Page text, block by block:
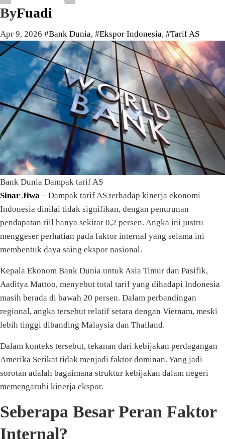
ByFuadi
Apr 9, 2026 #Bank Dunia, #Ekspor Indonesia, #Tarif AS
Bank Dunia Dampak tarif AS
Sinar Jiwa – Dampak tarif AS terhadap kinerja ekonomi
Indonesia dinilai tidak signifikan, dengan penurunan
pendapatan riil hanya sekitar 0,2 persen. Angka ini justru
menggeser perhatian pada faktor internal yang selama ini
membentuk daya saing ekspor nasional.
Kepala Ekonom Bank Dunia untuk Asia Timur dan Pasifik,
Aaditya Mattoo, menyebut total tarif yang dihadapi Indonesia
masih berada di bawah 20 persen. Dalam perbandingan
regional, angka tersebut relatif setara dengan Vietnam, meski
lebih tinggi dibanding Malaysia dan Thailand.
Dalam konteks tersebut, tekanan dari kebijakan perdagangan
Amerika Serikat tidak menjadi faktor dominan. Yang jadi
sorotan adalah bagaimana struktur kebijakan dalam negeri
memengaruhi kinerja ekspor.
Seberapa Besar Peran Faktor
Internal?